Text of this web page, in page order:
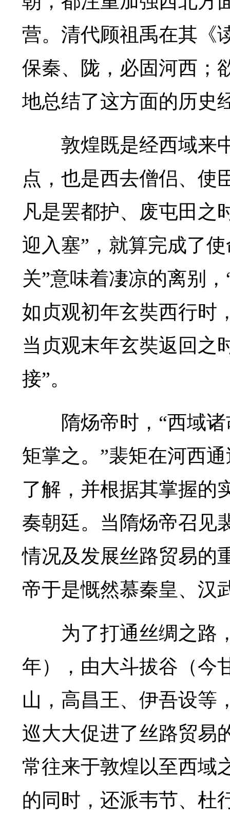
营。清代顾祖禹在其《
保秦、陇，必固河西；
地总结了这方面的历史
敦煌既是经西域来中
点，也是西去僧侣、使
凡是罢都护、废屯田之
迎入塞”，就算完成了
关”意味着凄凉的离别
如贞观初年玄奘西行时
当贞观末年玄奘返回之
接”。
隋炀帝时，“西域诸
矩掌之。”裴矩在河西
了解，并根据其掌握的
奏朝廷。当隋炀帝召见
情况及发展丝路贸易的
帝于是慨然慕秦皇、汉
为了打通丝绸之路，
年），由大斗拔谷（今
山，高昌王、伊吾设等
巡大大促进了丝路贸易
常往来于敦煌以至西域
的同时，还派韦节、杜